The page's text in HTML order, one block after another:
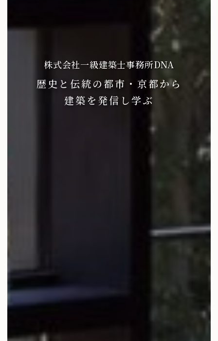
株式会社一級建築士事務所DNA
歴史と伝統の都市・京都から
建築を発信し学ぶ